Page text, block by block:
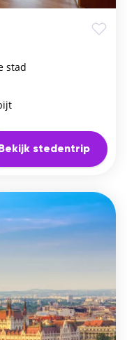
stad
Bekijk stedentrip